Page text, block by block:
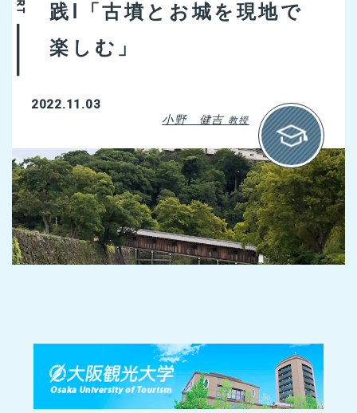
践Ⅰ「古墳とお城を現地で
楽しむ」
小野 健吉 教授
2022.11.03